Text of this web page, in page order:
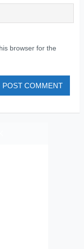
browser for the